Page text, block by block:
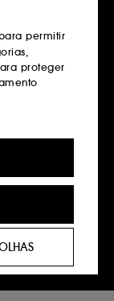
permitir
proteger
serviços
à
que
anúncios